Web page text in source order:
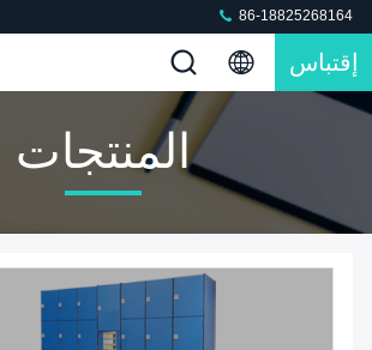
86-18825268164
إقتباس
المنتجات